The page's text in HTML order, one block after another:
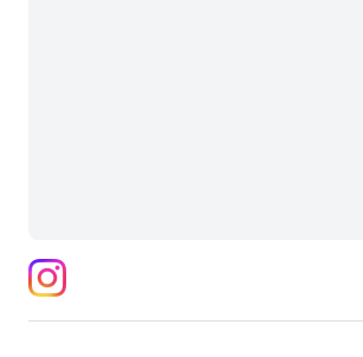
※入室は15分前から可能です。